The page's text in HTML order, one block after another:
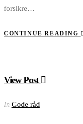
forsikre…
CONTINUE READING
View Post
In Gode råd